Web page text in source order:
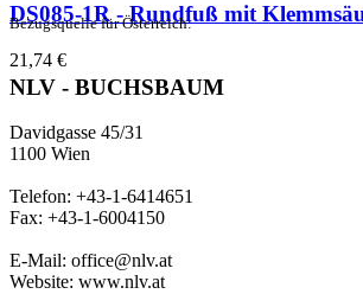
DS085-1R - Rundfuß mit
21,74 €
Bezugsquelle für Österreich:
NLV - BUCHSBAUM
Davidgasse 45/31
1100 Wien
Telefon: +43-1-6414651
Fax: +43-1-6004150
E-Mail: office@nlv.at
Website: www.nlv.at